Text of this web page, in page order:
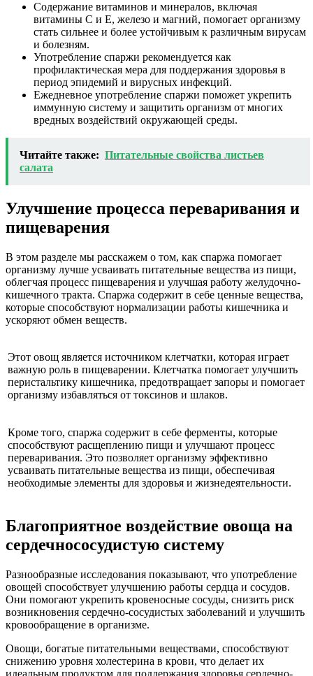
Содержание витаминов и минералов, включая
витамины С и E, железо и магний, помогает организму
стать сильнее и более устойчивым к различным вирусам
и болезням.
Употребление спаржи рекомендуется как
профилактическая мера для поддержания здоровья в
период эпидемий и вирусных инфекций.
Ежедневное употребление спаржи поможет укрепить
иммунную систему и защитить организм от многих
вредных воздействий окружающей среды.
Читайте также: Питательные свойства листьев
салата
Улучшение процесса переваривания и
пищеварения
В этом разделе мы расскажем о том, как спаржа помогает
организму лучше усваивать питательные вещества из пищи,
облегчая процесс пищеварения и улучшая работу желудочно-
кишечного тракта. Спаржа содержит в себе ценные вещества,
которые способствуют нормализации работы кишечника и
ускоряют обмен веществ.
Этот овощ является источником клетчатки, которая играет
важную роль в пищеварении. Клетчатка помогает улучшить
перистальтику кишечника, предотвращает запоры и помогает
организму избавляться от токсинов и шлаков.
Кроме того, спаржа содержит в себе ферменты, которые
способствуют расщеплению пищи и улучшают процесс
переваривания. Это позволяет организму эффективно
усваивать питательные вещества из пищи, обеспечивая
необходимые элементы для здоровья и жизнедеятельности.
Благоприятное воздействие овоща на
сердечнососудистую систему
Разнообразные исследования показывают, что употребление
овощей способствует улучшению работы сердца и сосудов.
Они помогают укрепить кровеносные сосуды, снизить риск
возникновения сердечно-сосудистых заболеваний и улучшить
кровообращение в организме.
Овощи, богатые питательными веществами, способствуют
снижению уровня холестерина в крови, что делает их
идеальным продуктом для поддержания здоровья сердечно-